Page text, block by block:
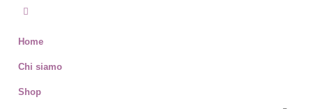
Home
Chi siamo
Shop